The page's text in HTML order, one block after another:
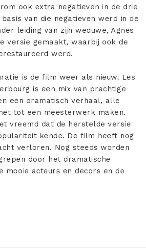
ook extra negatieven in de drie
van die negatieven werd in de
leiding van zijn weduwe, Agnes
versie gemaakt, waarbij ook de
werd.
is de film weer als nieuw. Les
is een mix van prachtige
een dramatisch verhaal, alle
tot een meesterwerk maken.
vreemd dat de herstelde versie
kende. De film heeft nog
verloren. Nog steeds worden
door het dramatische
mooie acteurs en decors en de